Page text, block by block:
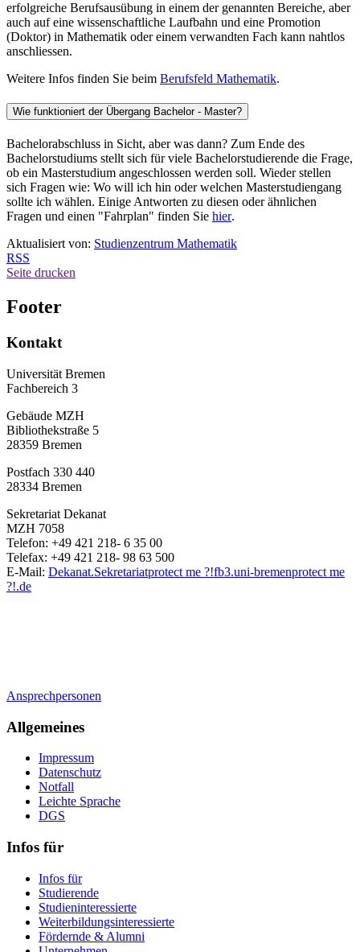
erfolgreiche Berufsausübung in einem der genannten Bereiche, aber
auch auf eine wissenschaftliche Laufbahn und eine Promotion
(Doktor) in Mathematik oder einem verwandten Fach kann nahtlos
anschliessen.
Weitere Infos finden Sie beim Berufsfeld Mathematik.
Wie funktioniert der Übergang Bachelor - Master?
Bachelorabschluss in Sicht, aber was dann? Zum Ende des
Bachelorstudiums stellt sich für viele Bachelorstudierende die Frage,
ob ein Masterstudium angeschlossen werden soll. Wieder stellen
sich Fragen wie: Wo will ich hin oder welchen Masterstudiengang
sollte ich wählen. Einige Antworten zu diesen oder ähnlichen
Fragen und einen "Fahrplan" finden Sie hier.
Aktualisiert von: Studienzentrum Mathematik
RSS
Seite drucken
Footer
Kontakt
Universität Bremen
Fachbereich 3
Gebäude MZH
Bibliothekstraße 5
28359 Bremen
Postfach 330 440
28334 Bremen
Sekretariat Dekanat
MZH 7058
Telefon: +49 421 218- 6 35 00
Telefax: +49 421 218- 98 63 500
E-Mail: Dekanat.Sekretariatprotect me ?!fb3.uni-bremenprotect me
?!.de
Ansprechpersonen
Allgemeines
Impressum
Datenschutz
Notfall
Leichte Sprache
DGS
Infos für
Infos für
Studierende
Studieninteressierte
Weiterbildungsinteressierte
Fördernde & Alumni